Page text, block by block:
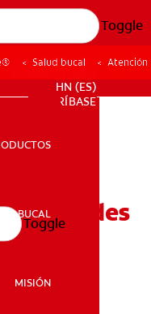
Toggle
SALUD BUCAL
HN (ES)
SUSCRÍBASE
BUCAL
MISIÓN
Toggle
Salud bucal Atención
Dental